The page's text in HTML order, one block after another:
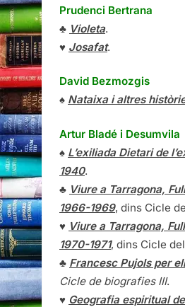
Prudenci Bertrana
♣ Violeta.
♥ Josafat.
David Bezmozgis
♠ Nataixa i altres
Artur Bladé i Desumvila
♠ L’exiliada Dietari de
1940.
♣ Viure a Tarragona,
1966-1969, dins Cicle
♥ Viure a Tarragona,
1970-1971, dins Cicle
♣ Francesc Pujols per
Cicle de biografies III.
♥ Geografia espiritual